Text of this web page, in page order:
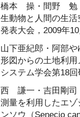
橋本 操・間野 勉
生動物と人間の生
発表大会，2009年
山下亜紀郎・阿部
形図からの土地利
システム学会第18
西 謙一・吉田剛司
測量を利用したエ
ンソウ（Senecio